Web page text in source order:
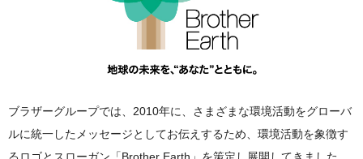
環境に配慮した製品づくり
製品における環境法規制対応
お取引先との協働
環境認証の取得
ブラザーグループでは、2010年に、さまざまな環境活動をグローバ
ルに統一したメッセージとしてお伝えするため、環境活動を象徴す